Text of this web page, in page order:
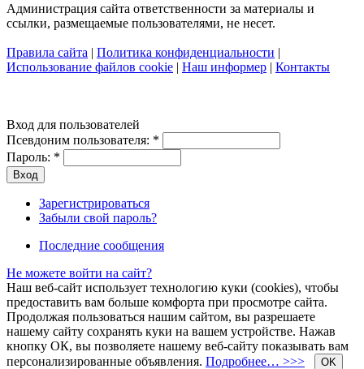
Администрация сайта ответственности за материалы и
ссылки, размещаемые пользователями, не несет.
Правила сайта | Политика конфиденциальности |
Использование файлов cookie | Наш информер | Контакты
Вход для пользователей
Псевдоним пользователя: *
Пароль: *
Зарегистрироваться
Забыли свой пароль?
Последние сообщения
Не можете войти на сайт?
Наш веб-сайт использует технологию куки (cookies), чтобы
предоставить вам больше комфорта при просмотре сайта.
Продолжая пользоваться нашим сайтом, вы разрешаете
нашему сайту сохранять куки на вашем устройстве. Нажав
кнопку ОК, вы позволяете нашему веб-сайту показывать вам
персонализированные объявления. Подробнее… >>> OK